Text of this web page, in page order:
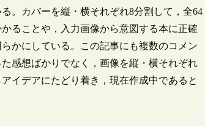
。カバーを縦・横それぞれ8分割して，全64
ることや，入力画像から意図する本に正確
かにしている。この記事にも複数のコメン
感想ばかりでなく，画像を縦・横それぞれ
イデアにたどり着き，現在作成中であると